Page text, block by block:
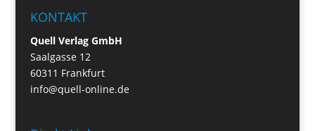
KONTAKT
Quell Verlag GmbH
Saalgasse 12
60311 Frankfurt
info@quell-online.de